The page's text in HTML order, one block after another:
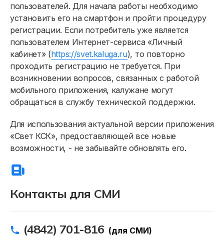
Контакты для СМИ
(4842) 701-816 (для СМИ)
пользователей. Для начала работы необходимо
установить его на смартфон и пройти процедуру
регистрации. Если потребитель уже является
пользователем Интернет-сервиса «Личный
кабинет» (https://svet.kaluga.ru), то повторно
проходить регистрацию не требуется. При
возникновении вопросов, связанных с работой
мобильного приложения, калужане могут
обращаться в службу технической поддержки.
Для использования актуальной версии приложения
«Свет КСК», предоставляющей все новые
возможности, - не забывайте обновлять его.
Онлайн-сервисы
Полезное